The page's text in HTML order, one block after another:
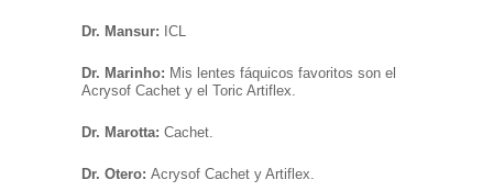
Dr. Mansur: ICL
Dr. Marinho: Mis lentes fáquicos favoritos son el
Acrysof Cachet y el Toric Artiflex.
Dr. Marotta: Cachet.
Dr. Otero: Acrysof Cachet y Artiflex.